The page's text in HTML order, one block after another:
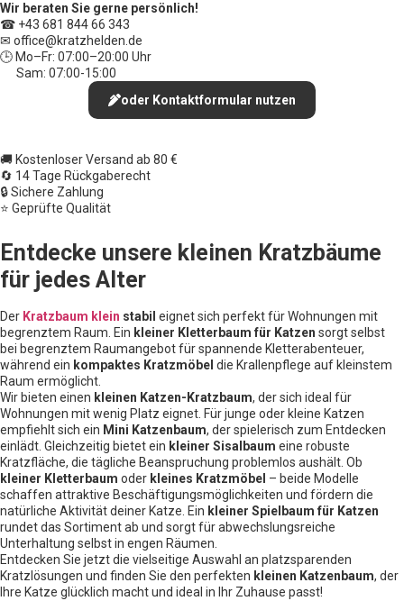
Wir beraten Sie gerne persönlich!
☎ +43 681 844 66 343
✉ office@kratzhelden.de
🕒 Mo–Fr: 07:00–20:00 Uhr
Sam: 07:00-15:00
oder Kontaktformular nutzen
🚚 Kostenloser Versand ab 80 €
🔄 14 Tage Rückgaberecht
🔒 Sichere Zahlung
⭐ Geprüfte Qualität
Entdecke unsere kleinen Kratzbäume
für jedes Alter
Der Kratzbaum klein stabil eignet sich perfekt für Wohnungen mit
begrenztem Raum. Ein kleiner Kletterbaum für Katzen sorgt selbst
bei begrenztem Raumangebot für spannende Kletterabenteuer,
während ein kompaktes Kratzmöbel die Krallenpflege auf kleinstem
Raum ermöglicht.
Wir bieten einen kleinen Katzen-Kratzbaum, der sich ideal für
Wohnungen mit wenig Platz eignet. Für junge oder kleine Katzen
empfiehlt sich ein Mini Katzenbaum, der spielerisch zum Entdecken
einlädt. Gleichzeitig bietet ein kleiner Sisalbaum eine robuste
Kratzfläche, die tägliche Beanspruchung problemlos aushält. Ob
kleiner Kletterbaum oder kleines Kratzmöbel – beide Modelle
schaffen attraktive Beschäftigungsmöglichkeiten und fördern die
natürliche Aktivität deiner Katze. Ein kleiner Spielbaum für Katzen
rundet das Sortiment ab und sorgt für abwechslungsreiche
Unterhaltung selbst in engen Räumen.
Entdecken Sie jetzt die vielseitige Auswahl an platzsparenden
Kratzlösungen und finden Sie den perfekten kleinen Katzenbaum, der
Ihre Katze glücklich macht und ideal in Ihr Zuhause passt!